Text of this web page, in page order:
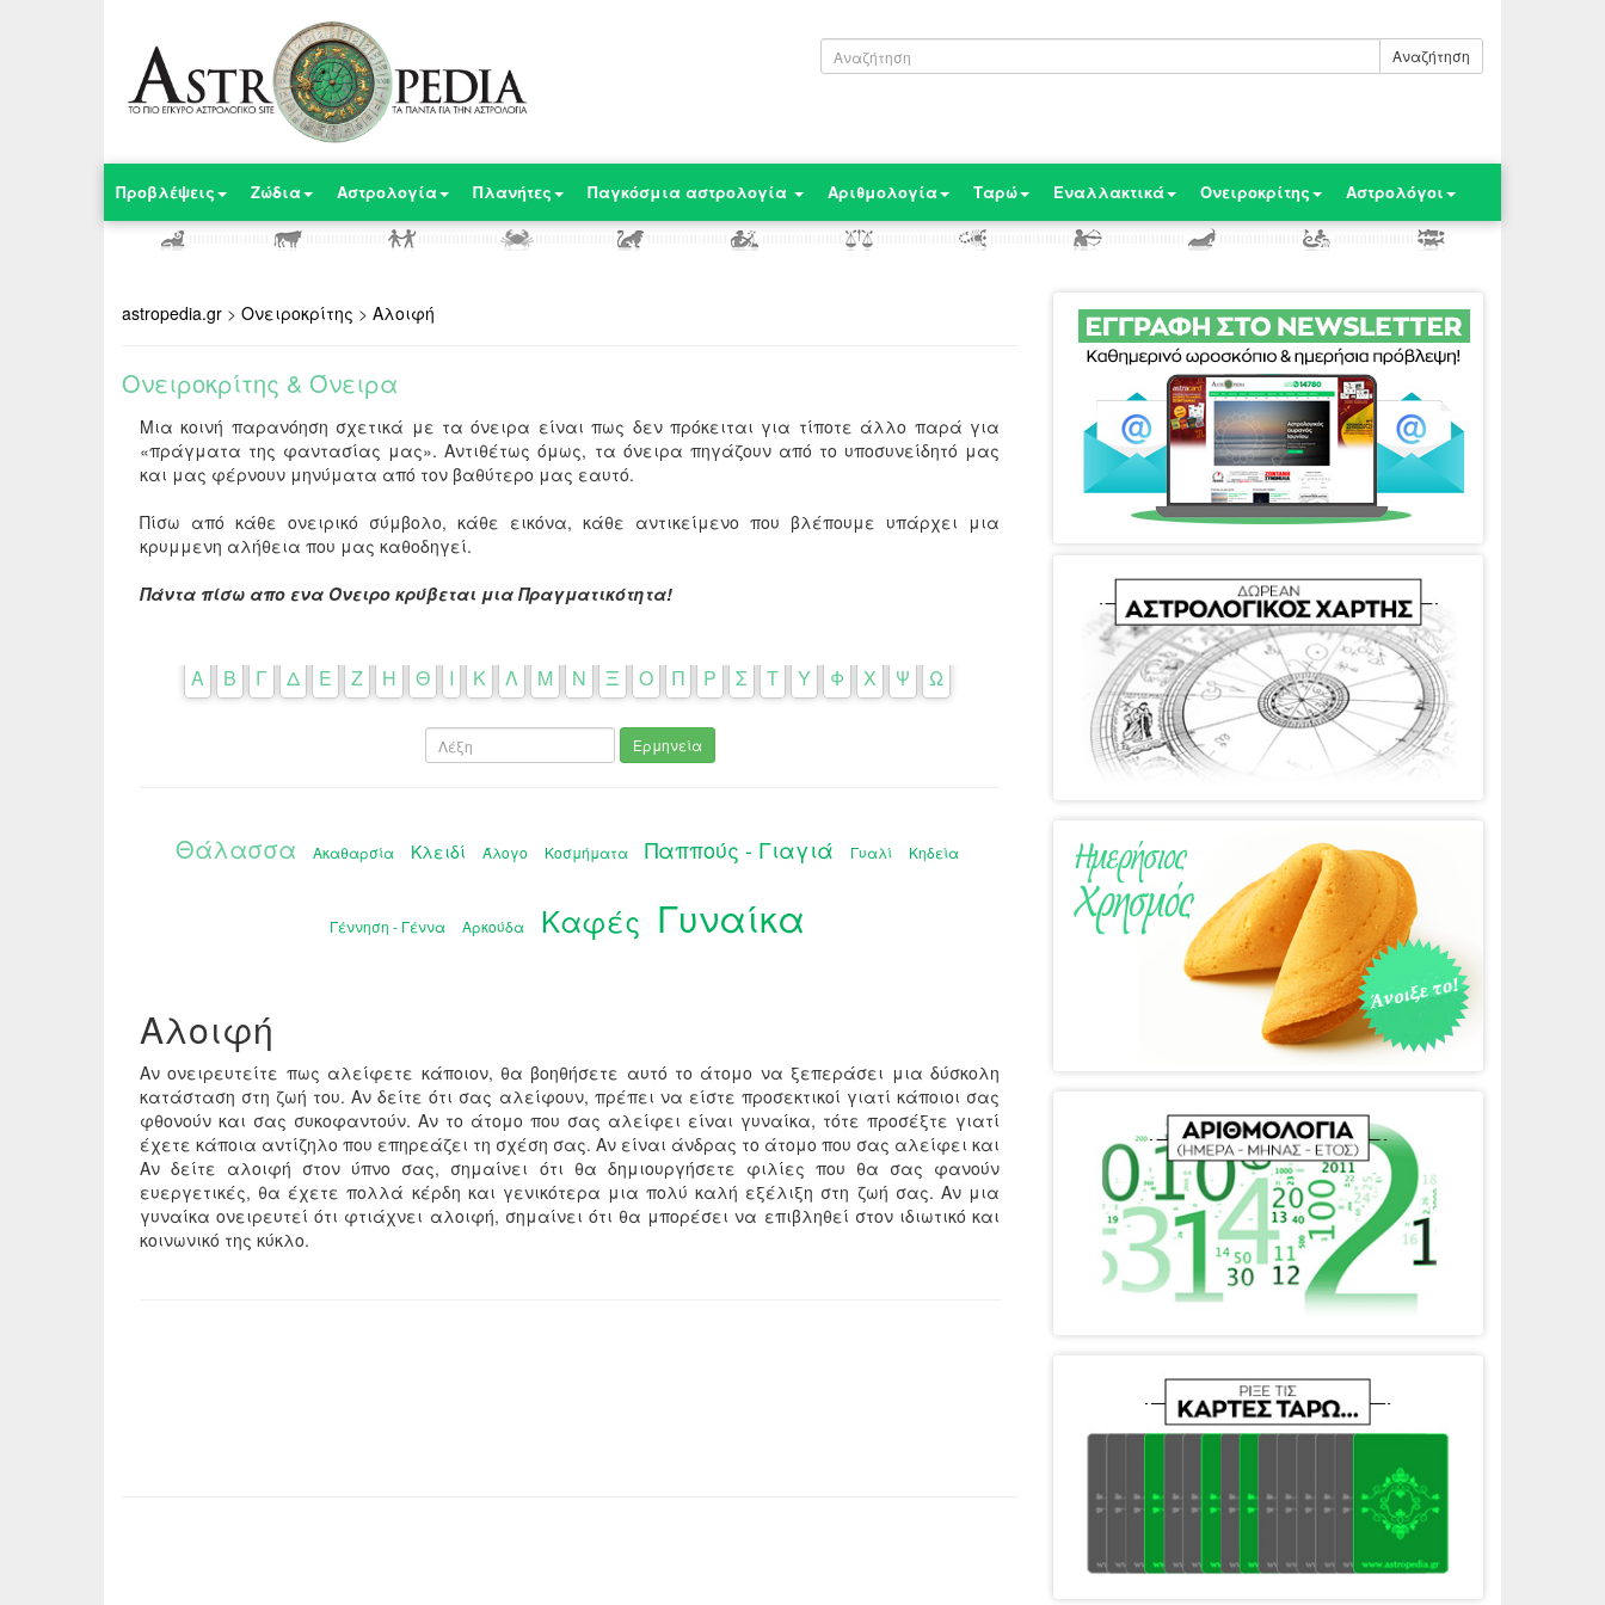
Αναζήτηση
Προβλέψεις Ζώδια Αστρολογία Πλανήτες Παγκόσμια αστρολογία Αριθμολογία Ταρώ Εναλλακτικά Ονειροκρίτης Αστρολόγοι
astropedia.gr > Ονειροκρίτης > Αλοιφή
Ονειροκρίτης & Όνειρα
Μια κοινή παρανόηση σχετικά με τα όνειρα είναι πως δεν πρόκειται για τίποτε άλλο παρά για
«πράγματα της φαντασίας μας». Αντιθέτως όμως, τα όνειρα πηγάζουν από το υποσυνείδητό μας
και μας φέρνουν μηνύματα από τον βαθύτερο μας εαυτό.
Πίσω από κάθε ονειρικό σύμβολο, κάθε εικόνα, κάθε αντικείμενο που βλέπουμε υπάρχει μια
κρυμμενη αλήθεια που μας καθοδηγεί.
Πάντα πίσω απο ενα Όνειρο κρύβεται μια Πραγματικότητα!
Α Β Γ Δ Ε Ζ Η Θ Ι Κ Λ Μ Ν Ξ Ο Π Ρ Σ Τ Υ Φ Χ Ψ Ω
Ερμηνεία
Θάλασσα Ακαθαρσία Κλειδί Άλογο Κοσμήματα Παππούς - Γιαγιά Γυαλί Κηδεία
Γέννηση - Γέννα Αρκούδα Καφές Γυναίκα
Αλοιφή
Αν ονειρευτείτε πως αλείφετε κάποιον, θα βοηθήσετε αυτό το άτομο να ξεπεράσει μια δύσκολη
κατάσταση στη ζωή του. Αν δείτε ότι σας αλείφουν, πρέπει να είστε προσεκτικοί γιατί κάποιοι σας
φθονούν και σας συκοφαντούν. Αν το άτομο που σας αλείφει είναι γυναίκα, τότε προσέξτε γιατί
έχετε κάποια αντίζηλο που επηρεάζει τη σχέση σας. Αν είναι άνδρας το άτομο που σας αλείφει και
Αν δείτε αλοιφή στον ύπνο σας, σημαίνει ότι θα δημιουργήσετε φιλίες που θα σας φανούν
ευεργετικές, θα έχετε πολλά κέρδη και γενικότερα μια πολύ καλή εξέλιξη στη ζωή σας. Αν μια
γυναίκα ονειρευτεί ότι φτιάχνει αλοιφή, σημαίνει ότι θα μπορέσει να επιβληθεί στον ιδιωτικό και
κοινωνικό της κύκλο.